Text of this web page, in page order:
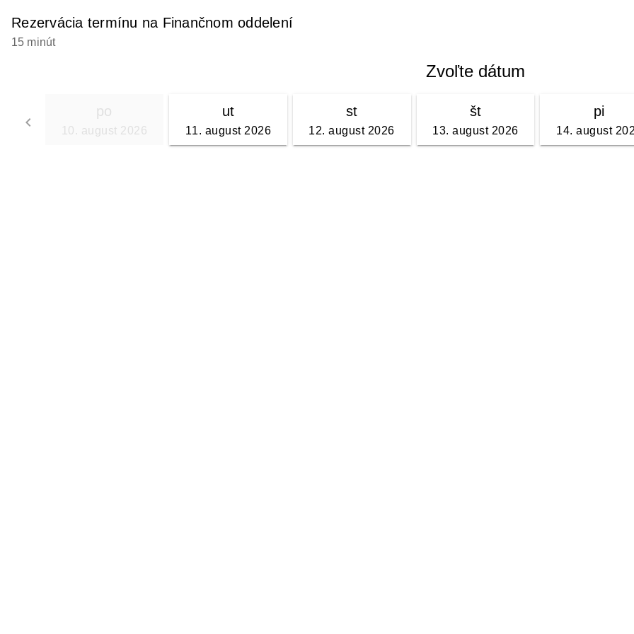
Rezervácia termínu na Finančnom oddelení
15 minút
Zvoľte dátum
keyboard_arrow_left
Go back
po
10. august 2026
ut
11. august 2026
st
12. august 2026
št
13. august 2026
pi
14. august